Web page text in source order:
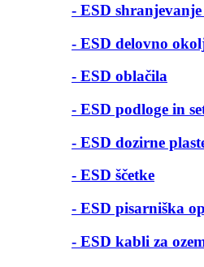
- ESD
- ESD delovno
- ESD oblačila
- ESD podloge in
- ESD dozirne
- ESD ščetke
- ESD pisarniška
- ESD kabli za